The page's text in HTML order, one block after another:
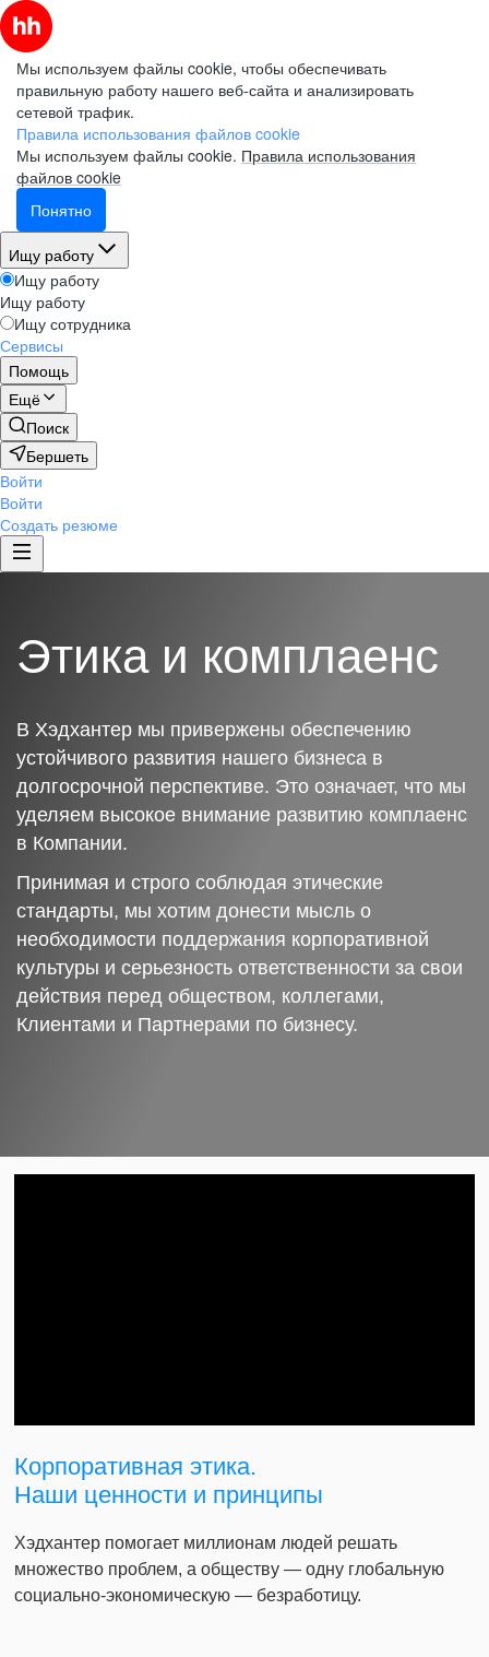
Мы используем файлы cookie, чтобы обеспечивать
правильную работу нашего веб-сайта и анализировать
сетевой трафик.
Правила использования файлов cookie
Мы используем файлы cookie. Правила использования
файлов cookie
Понятно
Ищу работу
Ищу работу
Ищу работу
Ищу сотрудника
Сервисы
Помощь
Ещё
Поиск
Бершеть
Войти
Войти
Создать резюме
Этика и комплаенс
В Хэдхантер мы привержены обеспечению
устойчивого развития нашего бизнеса в
долгосрочной перспективе. Это означает, что мы
уделяем высокое внимание развитию комплаенс
в Компании.
Принимая и строго соблюдая этические
стандарты, мы хотим донести мысль о
необходимости поддержания корпоративной
культуры и серьезность ответственности за свои
действия перед обществом, коллегами,
Клиентами и Партнерами по бизнесу.
Корпоративная этика.
Наши ценности и принципы
Хэдхантер помогает миллионам людей решать
множество проблем, а обществу — одну глобальную
социально-экономическую — безработицу.